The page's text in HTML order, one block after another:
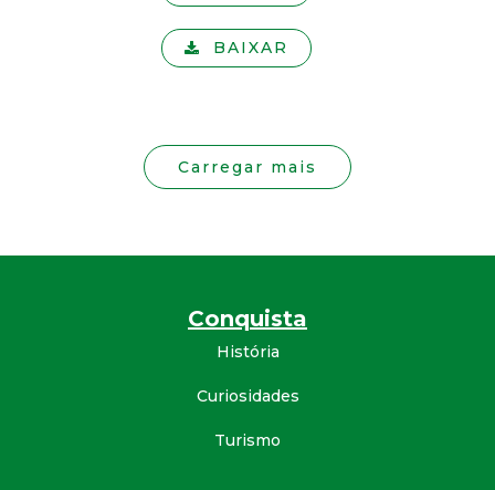
BAIXAR
Carregar mais
Conquista
História
Curiosidades
Turismo